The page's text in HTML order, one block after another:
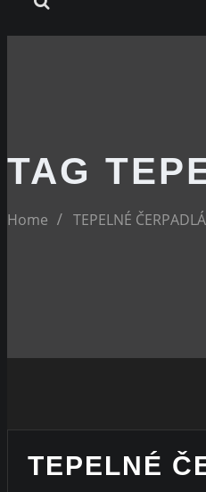
TAG
Home TEPELNÉ
TEPELNÉ